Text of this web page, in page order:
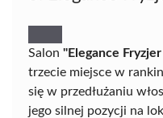
Salon "Elegance
trzecie miejsce w
się w przedłużaniu
jego silnej pozycji na